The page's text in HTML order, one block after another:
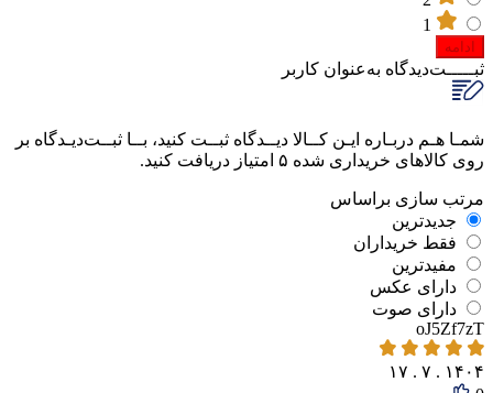
ادامه
ثبـــــت‌دیدگاه به‌عنوان کاربر
شمـا هـم دربـاره ایـن کــالا دیــدگاه ثبــت کنید، بــا ثبــت‌دیـدگاه بر
روی کالاهای خریداری شده ۵ امتیاز دریافت کنید.
مرتب‌ سازی‌ بر‌اساس
جدیدترین
فقط‌ خریداران‌
مفیدترین
دارای‌ عکس
دارای‌ صوت
oJ5Zf7zT
۱۴۰۴ . ۷ . ۱۷